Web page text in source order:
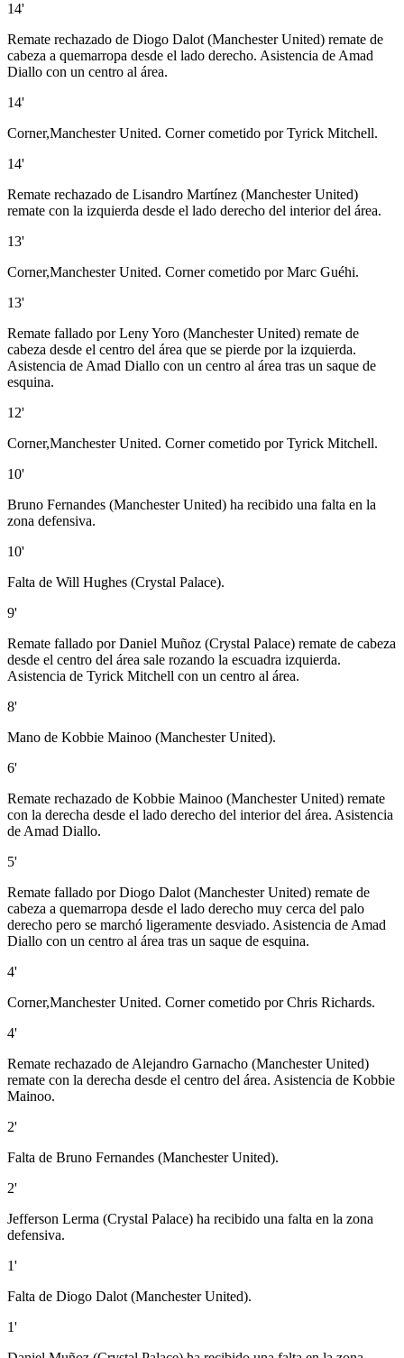
14'
Remate rechazado de Diogo Dalot (Manchester United) remate de
cabeza a quemarropa desde el lado derecho. Asistencia de Amad
Diallo con un centro al área.
14'
Corner,Manchester United. Corner cometido por Tyrick Mitchell.
14'
Remate rechazado de Lisandro Martínez (Manchester United)
remate con la izquierda desde el lado derecho del interior del área.
13'
Corner,Manchester United. Corner cometido por Marc Guéhi.
13'
Remate fallado por Leny Yoro (Manchester United) remate de
cabeza desde el centro del área que se pierde por la izquierda.
Asistencia de Amad Diallo con un centro al área tras un saque de
esquina.
12'
Corner,Manchester United. Corner cometido por Tyrick Mitchell.
10'
Bruno Fernandes (Manchester United) ha recibido una falta en la
zona defensiva.
10'
Falta de Will Hughes (Crystal Palace).
9'
Remate fallado por Daniel Muñoz (Crystal Palace) remate de cabeza
desde el centro del área sale rozando la escuadra izquierda.
Asistencia de Tyrick Mitchell con un centro al área.
8'
Mano de Kobbie Mainoo (Manchester United).
6'
Remate rechazado de Kobbie Mainoo (Manchester United) remate
con la derecha desde el lado derecho del interior del área. Asistencia
de Amad Diallo.
5'
Remate fallado por Diogo Dalot (Manchester United) remate de
cabeza a quemarropa desde el lado derecho muy cerca del palo
derecho pero se marchó ligeramente desviado. Asistencia de Amad
Diallo con un centro al área tras un saque de esquina.
4'
Corner,Manchester United. Corner cometido por Chris Richards.
4'
Remate rechazado de Alejandro Garnacho (Manchester United)
remate con la derecha desde el centro del área. Asistencia de Kobbie
Mainoo.
2'
Falta de Bruno Fernandes (Manchester United).
2'
Jefferson Lerma (Crystal Palace) ha recibido una falta en la zona
defensiva.
1'
Falta de Diogo Dalot (Manchester United).
1'